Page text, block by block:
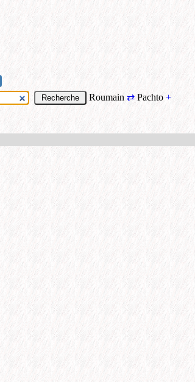
Roumain⇄ Pachto +